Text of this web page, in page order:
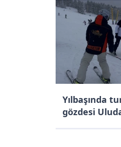
Yılbaşında
gözdesi